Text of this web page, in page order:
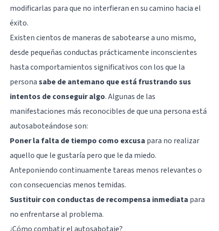
modificarlas para que no interfieran en su camino hacia el
éxito.
Existen cientos de maneras de sabotearse a uno mismo,
desde pequeñas conductas prácticamente inconscientes
hasta comportamientos significativos con los que la
personasabe de antemano que está frustrando sus
intentos de conseguir algo. Algunas de las
manifestaciones más reconocibles de que una persona está
autosaboteándose son:
Poner la falta de tiempo como excusa para no realizar
aquello que le gustaría pero que le da miedo.
Anteponiendo continuamente tareas menos relevantes o
con consecuencias menos temidas.
Sustituir con conductas de recompensa inmediata para
no enfrentarse al problema.